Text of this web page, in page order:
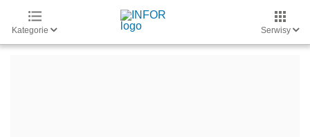
Kategorie Serwisy